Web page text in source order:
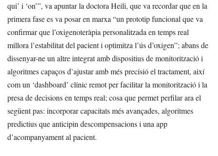
qui’ i ‘on’”, va apuntar la doctora Heili, que va recordar que en la
primera fase es va posar en marxa “un prototip funcional que va
confirmar que l’oxigenoteràpia personalitzada en temps real
millora l’estabilitat del pacient i optimitza l’ús d’oxigen”; abans de
dissenyar-ne un altre integrat amb dispositius de monitorització i
algoritmes capaços d’ajustar amb més precisió el tractament, així
com un ‘dashboard’ clínic remot per facilitar la monitorització i la
presa de decisions en temps real; cosa que permet perfilar ara el
següent pas: incorporar capacitats més avançades, algoritmes
predictius que anticipin descompensacions i una app
d’acompanyament al pacient.